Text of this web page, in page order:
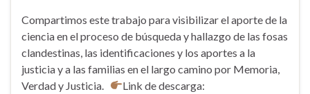
Compartimos este trabajo para visibilizar el aporte de la
ciencia en el proceso de búsqueda y hallazgo de las fosas
clandestinas, las identificaciones y los aportes a la
justicia y a las familias en el largo camino por Memoria,
Verdad y Justicia.
Link de descarga: